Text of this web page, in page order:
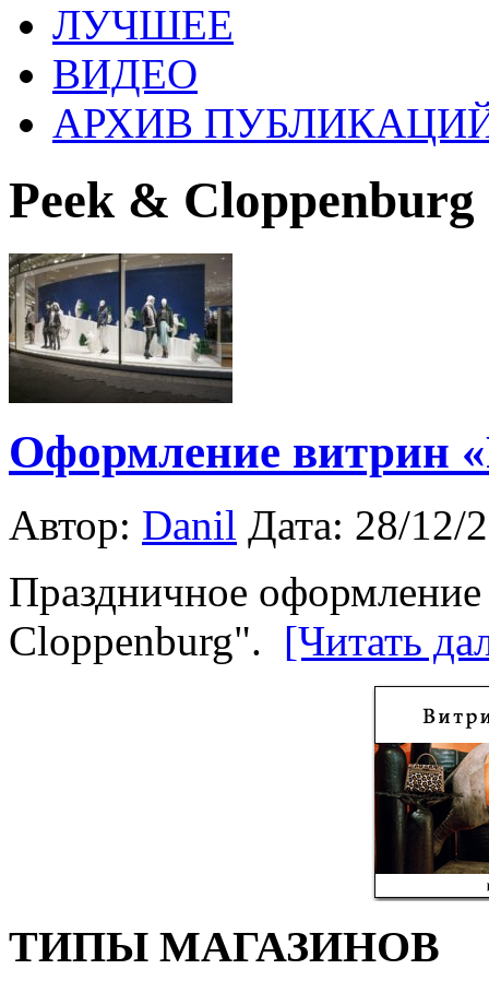
ЛУЧШЕЕ
ВИДЕО
АРХИВ
Peek & Cloppenburg
Оформление витрин
Автор: Danil Дата: 28/12/
Праздничное
Cloppenburg". [Читать
ТИПЫ МАГАЗИНОВ